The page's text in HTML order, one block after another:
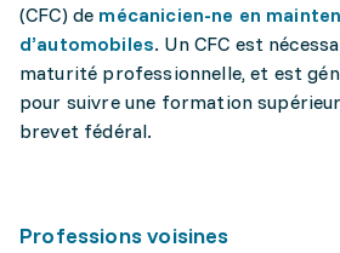
(CFC) de mécanicien-ne en
d’automobiles. Un CFC est
maturité professionnelle, et est
pour suivre une formation
brevet fédéral.
Professions voisines